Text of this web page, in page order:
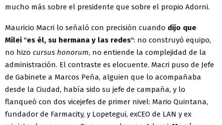
mucho más sobre el presidente que sobre el propio Adorni.
Mauricio Macri lo señaló con precisión cuando dijo que
Milei "es él, su hermana y las redes": no construyó equipo,
no hizo cursus honorum, no entiende la complejidad de la
administración. El contraste es elocuente. Macri puso de Jefe
de Gabinete a Marcos Peña, alguien que lo acompañaba
desde la Ciudad, había sido su jefe de campaña, y lo
flanqueó con dos vicejefes de primer nivel: Mario Quintana,
fundador de Farmacity, y Lopetegui, exCEO de LAN y ex